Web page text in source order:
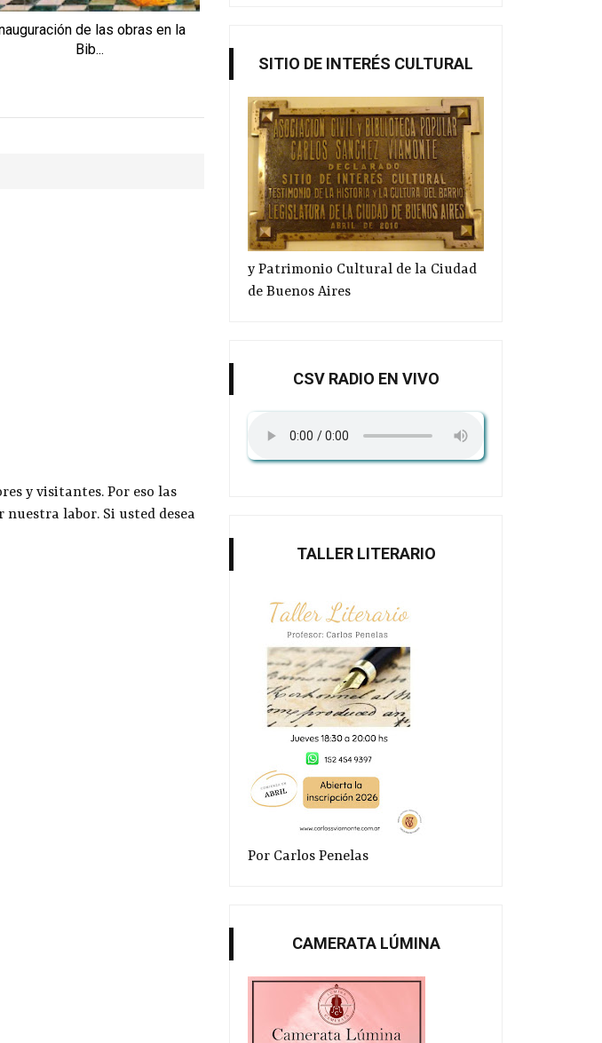
de las obras en la
Bib...
y visitantes. Por eso las
labor. Si usted desea
SITIO DE INTERÉS CULTURAL
y Patrimonio Cultural de la Ciudad
de Buenos Aires
CSV RADIO EN VIVO
TALLER LITERARIO
Por Carlos Penelas
CAMERATA LÚMINA